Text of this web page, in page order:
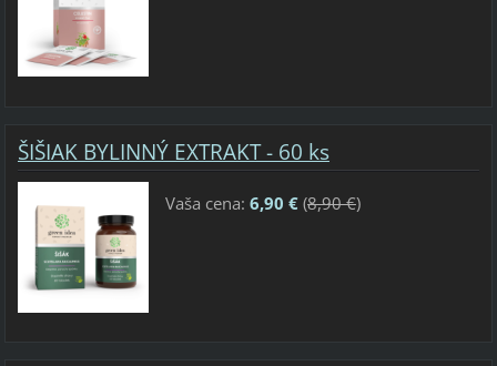
ŠIŠIAK BYLINNÝ EXTRAKT - 60 ks
Vaša cena: 6,90 €(8,90 €)